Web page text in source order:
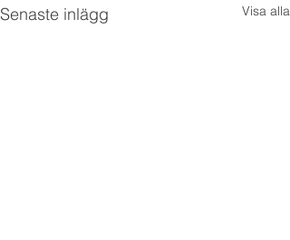
Senaste inlägg Visa alla